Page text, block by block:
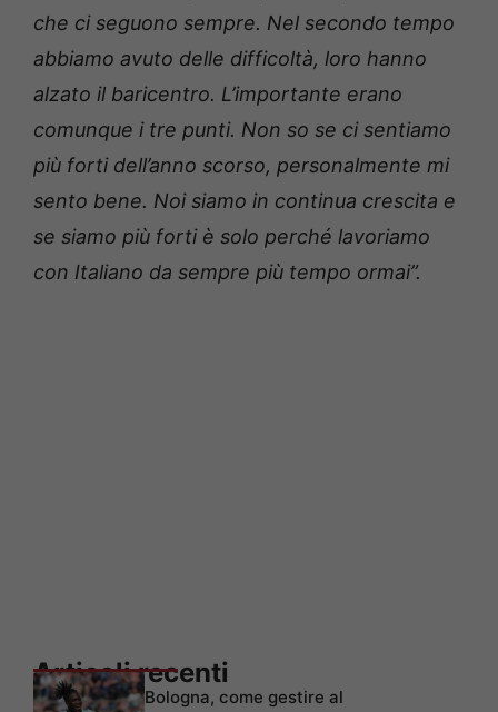
che ci seguono sempre. Nel secondo tempo
abbiamo avuto delle difficoltà, loro hanno
alzato il baricentro. L’importante erano
comunque i tre punti. Non so se ci sentiamo
più forti dell’anno scorso, personalmente mi
sento bene. Noi siamo in continua crescita e
se siamo più forti è solo perché lavoriamo
con Italiano da sempre più tempo ormai”.
Articoli recenti
Bologna, come gestire al